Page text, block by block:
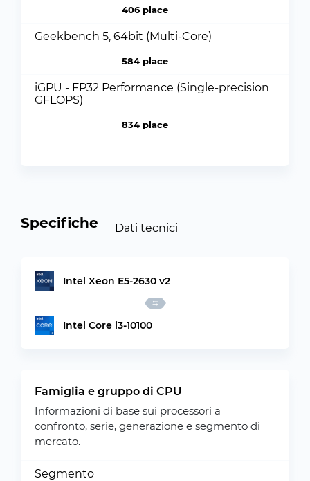
406 place
Geekbench 5, 64bit (Multi-Core)
584 place
iGPU - FP32 Performance (Single-precision
GFLOPS)
834 place
Specifiche Dati tecnici
Intel Xeon E5-2630 v2
Intel Core i3-10100
Famiglia e gruppo di CPU
Informazioni di base sui processori a
confronto, serie, generazione e segmento di
mercato.
Segmento